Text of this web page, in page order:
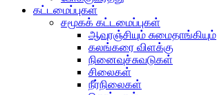
கட்டமைப்புகள்
சமூகக் கட்டமைப்புகள்
ஆவுரஞ்சியும் சுமைதாங்கியும்
கலங்கரை விளக்கு
நினைவுச்சுவடுகள்
சிலைகள்
நீர்நிலைகள்